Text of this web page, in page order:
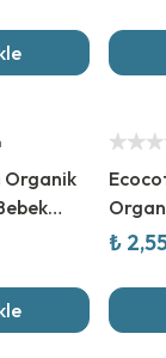
Organik
₺